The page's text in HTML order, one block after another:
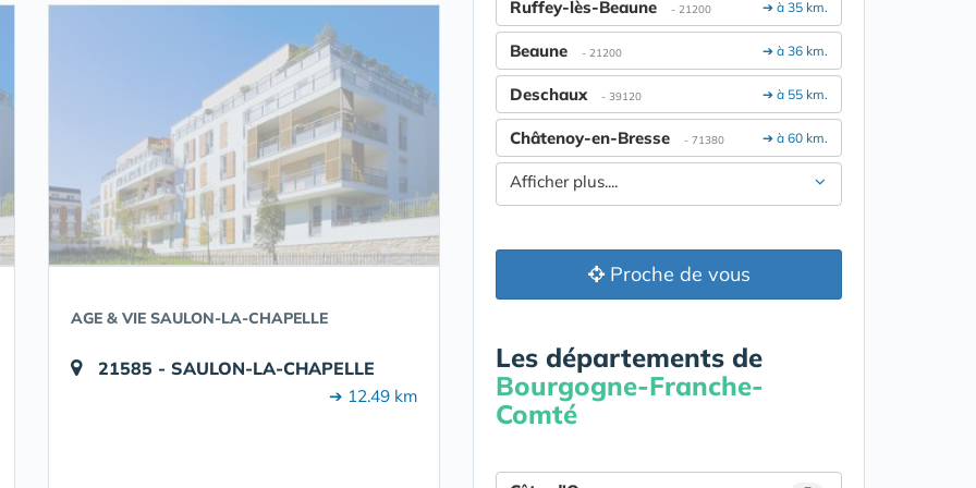
AGE & VIE SAULON-LA-CHAPELLE
21585 - SAULON-LA-CHAPELLE
➔ 12.49 km
➔ à 35 km.
Ruffey-lès-Beaune - 21200
➔ à 36 km.
Beaune - 21200
➔ à 55 km.
Deschaux - 39120
➔ à 60 km.
Châtenoy-en-Bresse - 71380
Afficher plus....
Proche de vous
Les départements de
Bourgogne-Franche-
Comté